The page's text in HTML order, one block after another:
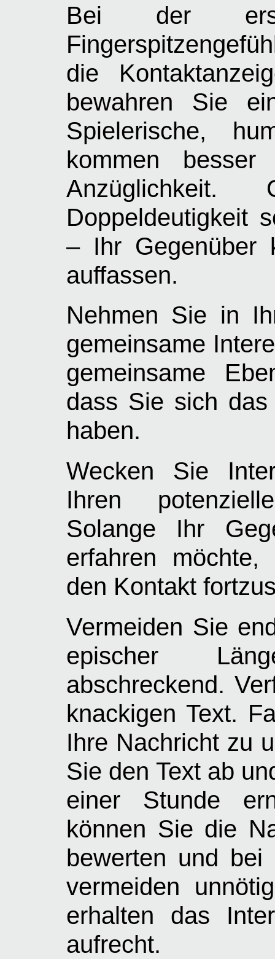
Bei der
die
bewahren Sie
Spielerische,
kommen
Doppeldeutigkeit
– Ihr Gegenüber
auffassen.
Nehmen Sie in
gemeinsame
gemeinsame
dass Sie sich
haben.
Wecken Sie
Ihren
Solange Ihr
erfahren
den Kontakt
Vermeiden Sie
epischer
abschreckend.
knackigen Text.
Ihre Nachricht zu
Sie den Text ab
einer Stunde
können Sie die
bewerten und bei
vermeiden
erhalten das
aufrecht.